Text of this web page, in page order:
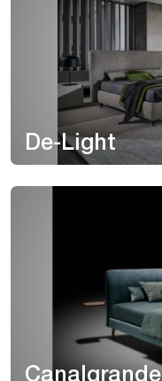
De-Light
Canalgrande